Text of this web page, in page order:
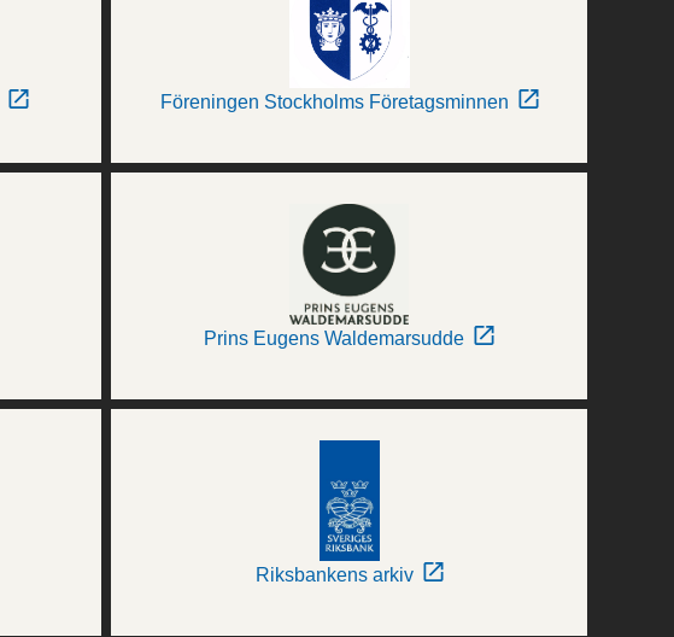
Föreningen Stockholms Företagsminnen
Prins Eugens Waldemarsudde
Riksbankens arkiv